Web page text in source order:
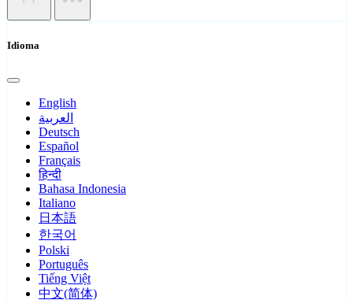
Idioma
English
العربية
Deutsch
Español
Français
हिन्दी
Bahasa Indonesia
Italiano
日本語
한국어
Polski
Português
Tiếng Việt
中文(简体)